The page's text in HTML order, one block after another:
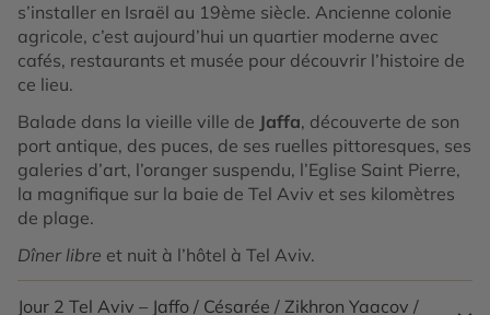
s’installer en Israël au 19ème siècle. Ancienne colonie
agricole, c’est aujourd’hui un quartier moderne avec
cafés, restaurants et musée pour découvrir l’histoire de
ce lieu.
Balade dans la vieille ville de Jaffa, découverte de son
port antique, des puces, de ses ruelles pittoresques, ses
galeries d’art, l’oranger suspendu, l’Eglise Saint Pierre,
la magnifique sur la baie de Tel Aviv et ses kilomètres
de plage.
Dîner libre et nuit à l’hôtel à Tel Aviv.
Jour 2 Tel Aviv – Jaffo / Césarée / Zikhron Yaacov /